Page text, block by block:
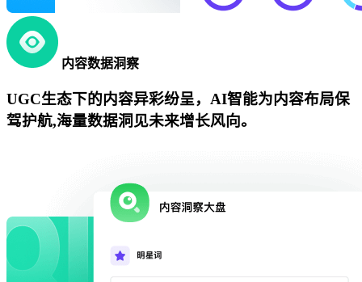
内容数据洞察
UGC生态下的内容异彩纷呈，AI智能为内容布局保
驾护航,海量数据洞见未来增长风向。